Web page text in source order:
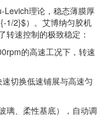
Levich理论，稳态薄膜厚
1/2}$）。艾博纳匀胶机
转速控制的极致稳定：
的高速工况下，转速
切换低速铺展与高速匀
璃、柔性基底），自动调